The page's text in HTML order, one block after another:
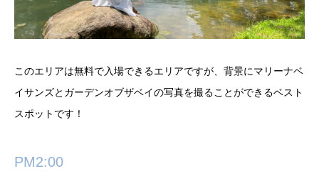
このエリアは無料で入場できるエリアですが、背景にマリーナベ
イサンズとガーデンオブザベイの写真を撮ることができるベスト
スポットです！
PM2:00